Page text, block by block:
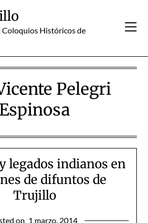
Históricos de
Pelegri
Espinosa
legados indianos en
de difuntos de
Trujillo
on 1 marzo, 2014